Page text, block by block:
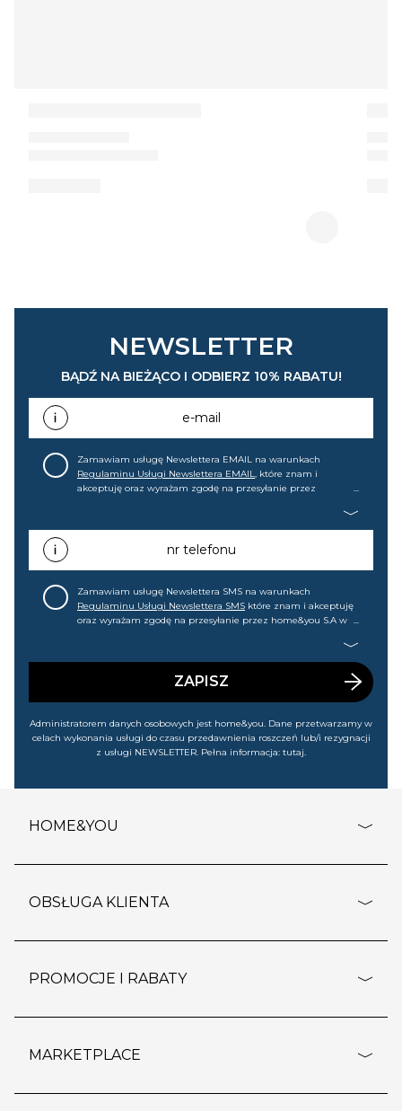
NEWSLETTER
BĄDŹ NA BIEŻĄCO I ODBIERZ 10% RABATU!
e-mail
Zamawiam usługę Newslettera EMAIL na warunkach
Regulaminu Usługi Newslettera EMAIL, które znam i
akceptuję oraz wyrażam zgodę na przesyłanie przez
promocjach, wyprzedażach). Wiem, że mogę tę zgodę w
każdej chwili cofnąć.nr telefonu
Zamawiam usługę Newslettera SMS na warunkach
Regulaminu Usługi Newslettera SMS które znam i akceptuję
oraz wyrażam zgodę na przesyłanie przez home&you S.A w
wyprzedażach). Wiem, że mogę tę zgodę w każdej chwili
ZAPISZ
Administratorem danych osobowych jest home&you. Dane przetwarzamy w
celach wykonania usługi do czasu przedawnienia roszczeń lub/i rezygnacji
z usługi NEWSLETTER. Pełna informacja: tutaj.
HOME&YOU
o firmie
polityka prywatności
kontakt
OBSŁUGA KLIENTA
dostawy i płatność
wypis z subskrypcji
regulamin sklepu
PROMOCJE I RABATY
outlet
MARKETPLACE